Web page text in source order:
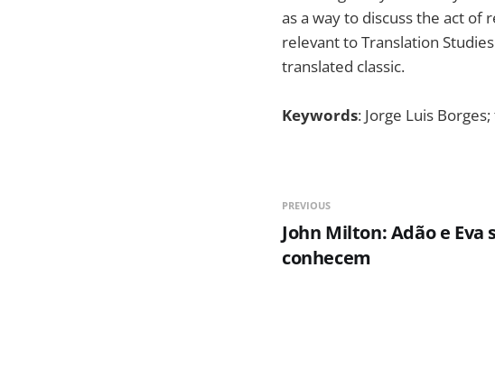
as a way to discuss the act of
relevant to Translation
translated classic.
Keywords: Jorge Luis
PREVIOUS
John Milton: Adão e Eva
conhecem